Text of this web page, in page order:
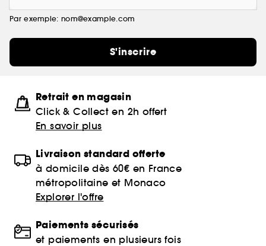
Par exemple: nom@example.com
S'inscrire
Retrait en magasin
Click & Collect en 2h offert
En savoir plus
Livraison standard offerte
à domicile dès 60€ en France
métropolitaine et Monaco
Explorer l'offre
Paiements sécurisés
et paiements en plusieurs fois